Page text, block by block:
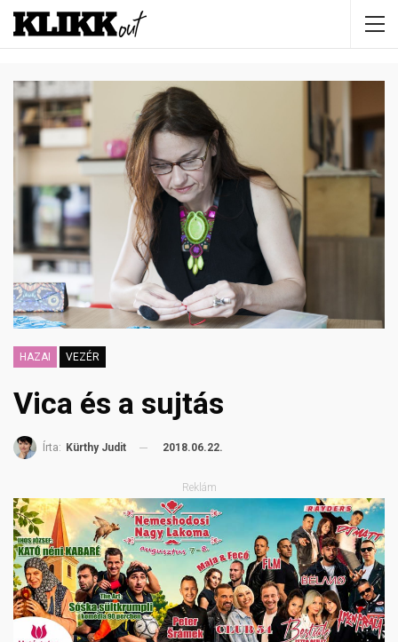
HAZAI VEZÉR
Vica és a sujtás
Írta: Kürthy Judit 2018.06.22.
Reklám